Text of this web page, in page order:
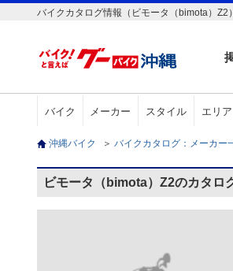
バイクカタログ情報（ビモータ（bimota）Z2）
バイク メーカー スタイル エリア
沖縄バイク ＞ バイクカタログ：メーカー
ビモータ（bimota）Z2のカタロ